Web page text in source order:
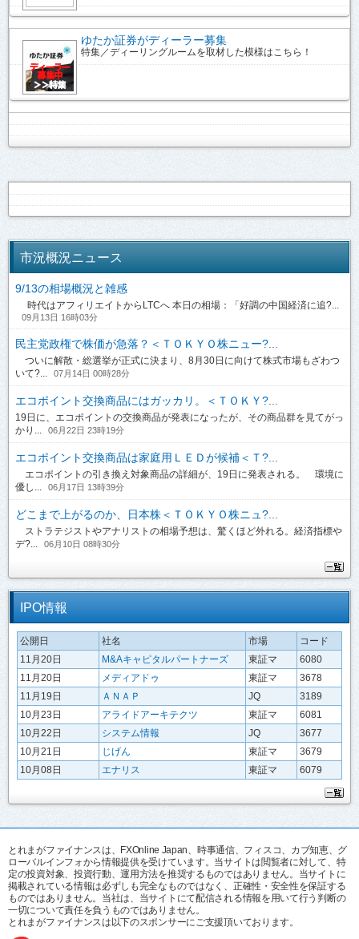
ゆたか証券がディーラー募集
特集／ディーリングルームを取材した模様はこちら！
市況概況ニュース
9/13の相場概況と雑感
時代はアフィリエイトからLTCへ 本日の相場：「好調の中国経済に追?...
09月13日 16時03分
民主党政権で株価が急落？＜ＴＯＫＹＯ株ニュー?...
ついに解散・総選挙が正式に決まり、8月30日に向けて株式市場もざわつ
いて?...
07月14日 00時28分
エコポイント交換商品にはガッカリ。＜ＴＯＫＹ?...
19日に、エコポイントの交換商品が発表になったが、その商品群を見てがっ
かり...
06月22日 23時19分
エコポイント交換商品は家庭用ＬＥＤが候補＜Ｔ?...
エコポイントの引き換え対象商品の詳細が、19日に発表される。 環境に
優し...
06月17日 13時39分
どこまで上がるのか、日本株＜ＴＯＫＹＯ株ニュ?...
ストラテジストやアナリストの相場予想は、驚くほど外れる。経済指標や
デ?...
06月10日 08時30分
IPO情報
公開日 社名 市場
コード
11月20日
M&Aキャピタルパートナーズ 東証マ
6080
11月20日
メディアドゥ 東証マ
3678
11月19日
ＡＮＡＰ JQ
3189
10月23日
アライドアーキテクツ 東証マ
6081
10月22日
システム情報 JQ
3677
10月21日
じげん 東証マ
3679
10月08日
エナリス 東証マ 6079
とれまがファイナンスは、FXOnline Japan、時事通信、フィスコ、カブ知恵、グ
ローバルインフォから情報提供を受けています。当サイトは閲覧者に対して、特
定の投資対象、投資行動、運用方法を推奨するものではありません。当サイトに
掲載されている情報は必ずしも完全なものではなく、正確性・安全性を保証する
ものではありません。当社は、当サイトにて配信される情報を用いて行う判断の
一切について責任を負うものではありません。
とれまがファイナンスは以下のスポンサーにご支援頂いております。